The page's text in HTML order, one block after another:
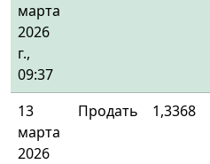
марта
2026
г.,
09:37
13
марта
2026
Продать 1,3368